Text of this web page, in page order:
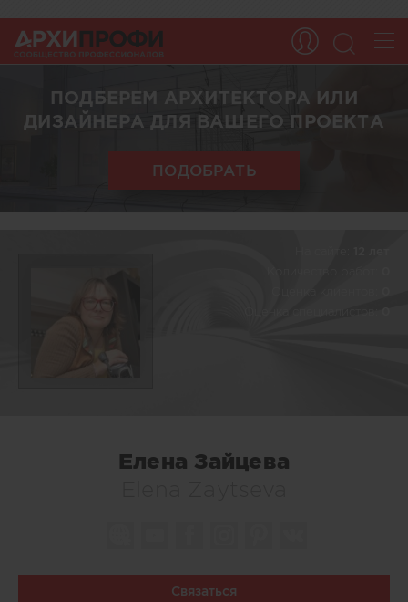
ПОДБЕРЕМ АРХИТЕКТОРА ИЛИ
ДИЗАЙНЕРА ДЛЯ ВАШЕГО ПРОЕКТА
ПОДОБРАТЬ
Связаться
Елена Зайцева